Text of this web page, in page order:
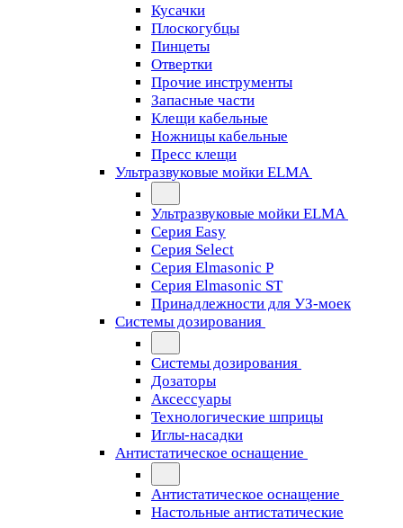
Кусачки
Плоскогубцы
Пинцеты
Отвертки
Прочие инструменты
Запасные части
Клещи кабельные
Ножницы кабельные
Пресс клещи
Ультразвуковые мойки ELMA
Ультразвуковые мойки ELMA
Серия Easy
Серия Select
Серия Elmasonic P
Серия Elmasonic ST
Принадлежности для УЗ-моек
Системы дозирования
Системы дозирования
Дозаторы
Аксессуары
Технологические шприцы
Иглы-насадки
Антистатическое оснащение
Антистатическое оснащение
Настольные антистатические